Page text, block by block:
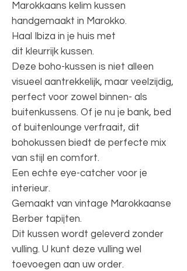
Marokkaans kelim kussen
handgemaakt in Marokko.
Haal Ibiza in je huis met
dit kleurrijk kussen.
Deze boho-kussen is niet alleen
visueel aantrekkelijk, maar veelzijdig,
perfect voor zowel binnen- als
buitenkussens. Of je nu je bank, bed
of buitenlounge verfraait, dit
bohokussen biedt de perfecte mix
van stijl en comfort.
Een echte eye-catcher voor je
interieur.
Gemaakt van vintage Marokkaanse
Berber tapijten.
Dit kussen wordt geleverd zonder
vulling. U kunt deze vulling wel
toevoegen aan uw order.